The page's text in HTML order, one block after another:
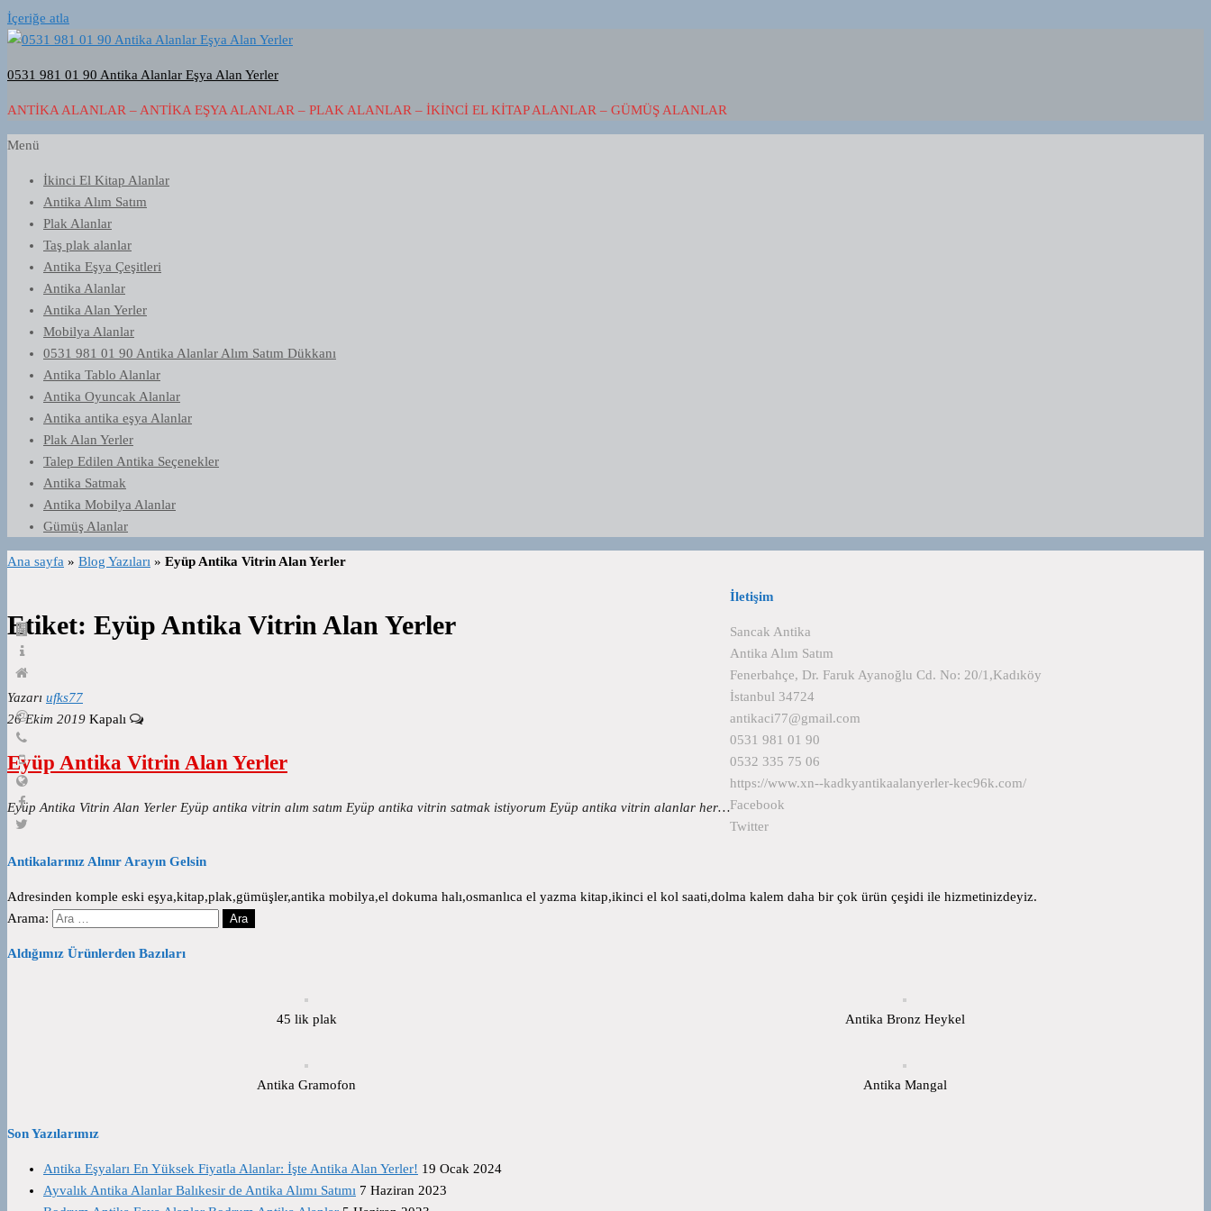
İçeriğe atla
0531 981 01 90 Antika Alanlar Eşya Alan Yerler
ANTIKA ALANLAR – ANTIKA EŞYA ALANLAR – PLAK ALANLAR – İKINCI EL KITAP ALANLAR – GÜMÜŞ ALANLAR
Menü
İkinci El Kitap Alanlar
Antika Alım Satım
Plak Alanlar
Taş plak alanlar
Antika Eşya Çeşitleri
Antika Alanlar
Antika Alan Yerler
Mobilya Alanlar
0531 981 01 90 Antika Alanlar Alım Satım Dükkanı
Antika Tablo Alanlar
Antika Oyuncak Alanlar
Antika antika eşya Alanlar
Plak Alan Yerler
Talep Edilen Antika Seçenekler
Antika Satmak
Antika Mobilya Alanlar
Gümüş Alanlar
Ana sayfa » Blog Yazıları » Eyüp Antika Vitrin Alan Yerler
Etiket: Eyüp Antika Vitrin Alan Yerler
Yazarı ufks77
26 Ekim 2019 Kapalı
Eyüp Antika Vitrin Alan Yerler
Eyüp Antika Vitrin Alan Yerler Eyüp antika vitrin alım satım Eyüp antika vitrin satmak istiyorum Eyüp antika vitrin alanlar her…
İletişim
Sancak Antika
Antika Alım Satım
Fenerbahçe, Dr. Faruk Ayanoğlu Cd. No: 20/1,Kadıköy
İstanbul 34724
antikaci77@gmail.com
0531 981 01 90
0532 335 75 06
https://www.xn--kadkyantikaalanyerler-kec96k.com/
Facebook
Twitter
Antikalarınız Alınır Arayın Gelsin
Adresinden komple eski eşya,kitap,plak,gümüşler,antika mobilya,el dokuma halı,osmanlıca el yazma kitap,ikinci el kol saati,dolma kalem daha bir çok ürün çeşidi ile hizmetinizdeyiz.
Arama:
Aldığımız Ürünlerden Bazıları
45 lik plak Antika Bronz Heykel
Antika Gramofon Antika Mangal
Son Yazılarımız
Antika Eşyaları En Yüksek Fiyatla Alanlar: İşte Antika Alan Yerler! 19 Ocak 2024
Ayvalık Antika Alanlar Balıkesir de Antika Alımı Satımı 7 Haziran 2023